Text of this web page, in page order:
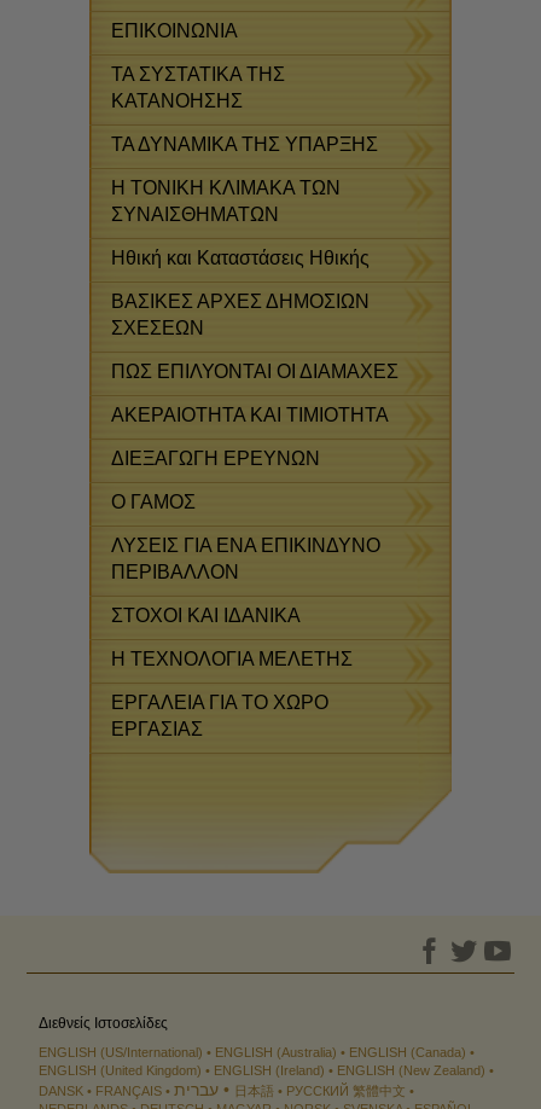
ΕΠΙΚΟΙΝΩΝΙΑ
ΤΑ ΣΥΣΤΑΤΙΚΑ ΤΗΣ
ΚΑΤΑΝΟΗΣΗΣ
ΤΑ ΔΥΝΑΜΙΚΑ ΤΗΣ ΥΠΑΡΞΗΣ
Η ΤΟΝΙΚΗ ΚΛΙΜΑΚΑ ΤΩΝ
ΣΥΝΑΙΣΘΗΜΑΤΩΝ
Ηθική και Καταστάσεις Ηθικής
ΒΑΣΙΚΕΣ ΑΡΧΕΣ ΔΗΜΟΣΙΩΝ
ΣΧΕΣΕΩΝ
ΠΩΣ ΕΠΙΛΥΟΝΤΑΙ ΟΙ ΔΙΑΜΑΧΕΣ
ΑΚΕΡΑΙΟΤΗΤΑ ΚΑΙ ΤΙΜΙΟΤΗΤΑ
ΔΙΕΞΑΓΩΓΗ ΕΡΕΥΝΩΝ
Ο ΓΑΜΟΣ
ΛΥΣΕΙΣ ΓΙΑ ΕΝΑ ΕΠΙΚΙΝΔΥΝΟ
ΠΕΡΙΒΑΛΛΟΝ
ΣΤΟΧΟΙ ΚΑΙ ΙΔΑΝΙΚΑ
Η ΤΕΧΝΟΛΟΓΙΑ ΜΕΛΕΤΗΣ
ΕΡΓΑΛΕΙΑ ΓΙΑ ΤΟ ΧΩΡΟ
ΕΡΓΑΣΙΑΣ
Διεθνείς Ιστοσελίδες
ENGLISH (US/International) ENGLISH (Australia)
ENGLISH (Canada)
ENGLISH (United Kingdom)
ENGLISH (Ireland)
ENGLISH (New Zealand)
DANSK
FRANÇAIS עברית 日本語 РУССКИЙ 繁體中文